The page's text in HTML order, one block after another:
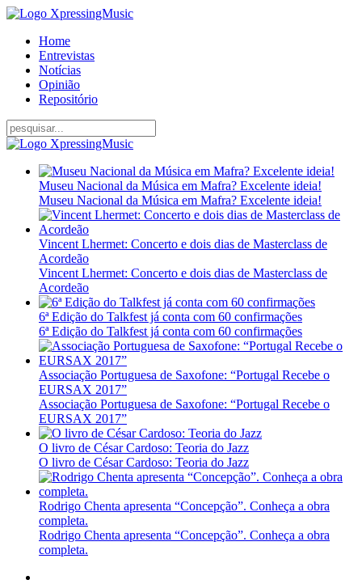
Home
Entrevistas
Notícias
Opinião
Repositório
Museu Nacional da Música em Mafra? Excelente ideia!
Museu Nacional da Música em Mafra? Excelente ideia!
Vincent Lhermet: Concerto e dois dias de Masterclass de
Acordeão
Vincent Lhermet: Concerto e dois dias de Masterclass de
Acordeão
6ª Edição do Talkfest já conta com 60 confirmações
6ª Edição do Talkfest já conta com 60 confirmações
Associação Portuguesa de Saxofone: “Portugal Recebe o
EURSAX 2017”
Associação Portuguesa de Saxofone: “Portugal Recebe o
EURSAX 2017”
O livro de César Cardoso: Teoria do Jazz
O livro de César Cardoso: Teoria do Jazz
Rodrigo Chenta apresenta “Concepção”. Conheça a obra
completa.
Rodrigo Chenta apresenta “Concepção”. Conheça a obra
completa.